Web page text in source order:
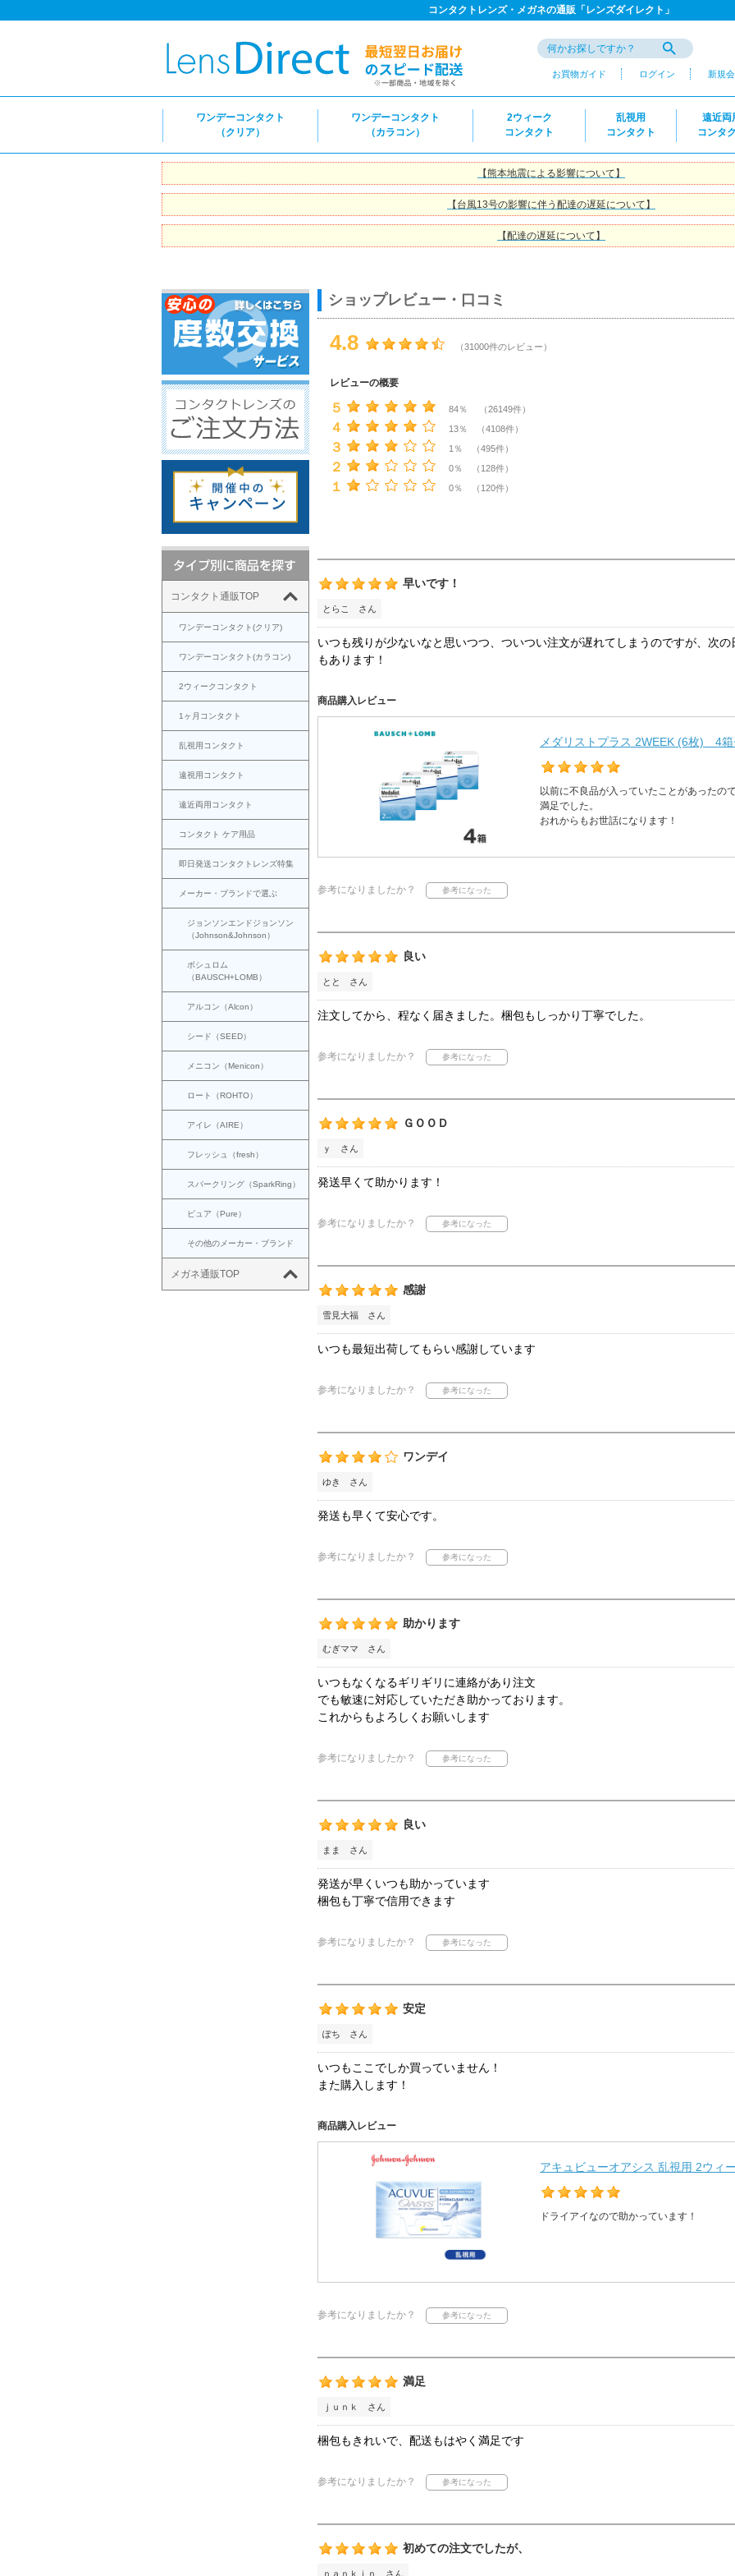
コンタクトレンズ・メガネの通販「レンズダイレクト」
お買物ガイド ログイン 新規
ワンデーコンタクト
（クリア）
ワンデーコンタクト
（カラコン）
2ウィーク
コンタクト
乱視用
コンタクト
遠近両
コンタ
【熊本地震による影響について】
【台風13号の影響に伴う配達の遅延について】
【配達の遅延について】
コンタクト通販TOP
ワンデーコンタクト(クリア)
ワンデーコンタクト(カラコン)
2ウィークコンタクト
1ヶ月コンタクト
乱視用コンタクト
遠視用コンタクト
遠近両用コンタクト
コンタクト ケア用品
即日発送コンタクトレンズ特集
メーカー・ブランドで選ぶ
ジョンソンエンドジョンソン
（Johnson&Johnson）
ボシュロム
（BAUSCH+LOMB）
アルコン（Alcon）
シード（SEED）
メニコン（Menicon）
ロート（ROHTO）
アイレ（AIRE）
フレッシュ（fresh）
スパークリング（SparkRing）
ピュア（Pure）
その他のメーカー・ブランド
メガネ通販TOP
ショップレビュー・口コミ
4.8 （31000件のレビュー）
レビューの概要
５ 84％ （26149件）
４ 13％ （4108件）
３ 1％ （495件）
２ 0％ （128件）
１ 0％ （120件）
早いです！
とらこ さん
いつも残りが少ないなと思いつつ、ついつい注文が遅れてしまうのですが、次
もあります！
商品購入レビュー
メダリストプラス 2WEEK (6枚) 4箱
以前に不良品が入っていたことがあったの
満足でした。
おれからもお世話になります！
参考になりましたか？
良い
とと さん
注文してから、程なく届きました。梱包もしっかり丁寧でした。
参考になりましたか？
ＧＯＯＤ
ｙ さん
発送早くて助かります！
参考になりましたか？
感謝
雪見大福 さん
いつも最短出荷してもらい感謝しています
参考になりましたか？
ワンデイ
ゆき さん
発送も早くて安心です。
参考になりましたか？
助かります
むぎママ さん
いつもなくなるギリギリに連絡があり注文
でも敏速に対応していただき助かっております。
これからもよろしくお願いします
参考になりましたか？
良い
まま さん
発送が早くいつも助かっています
梱包も丁寧で信用できます
参考になりましたか？
安定
ぽち さん
いつもここでしか買っていません！
また購入します！
商品購入レビュー
アキュビューオアシス 乱視用 2ウィ
ドライアイなので助かっています！
参考になりましたか？
満足
ｊｕｎｋ さん
梱包もきれいで、配送もはやく満足です
参考になりましたか？
初めての注文でしたが、
ｎａｎｋｉｎ さん